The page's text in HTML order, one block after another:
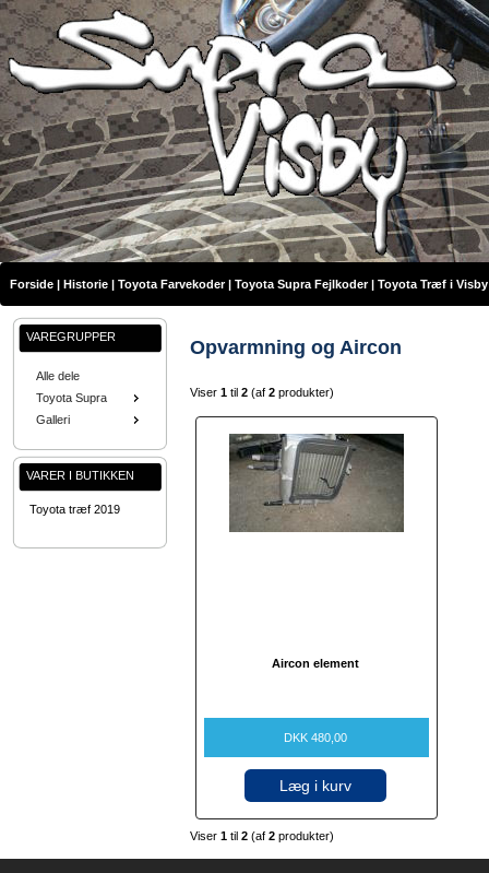
Forside | Historie | Toyota Farvekoder| Toyota Supra Fejlkoder| Toyota Træf i Visby
VAREGRUPPER
Alle dele
Toyota Supra
Galleri
VARER I BUTIKKEN
Toyota træf 2019
Opvarmning og Aircon
Viser 1 til 2 (af 2 produkter)
Aircon element
DKK 480,00
Læg i kurv
Viser 1 til 2 (af 2 produkter)